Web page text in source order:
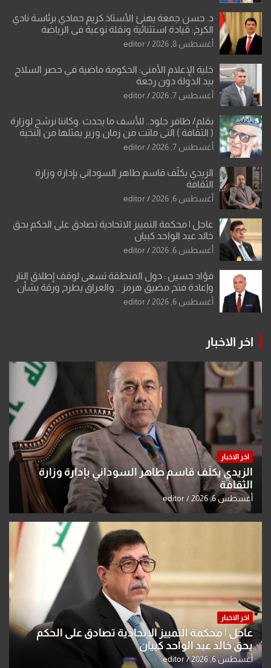
د. حسن جمعة يهنئ الأستاذ كريم حمادي برئاسة نادي
الكرخ: قيادة استثنائية ونقلة نوعية في الرياضة
العراقية
أغسطس 8, 2026 editor
خلية الإعلام الأمني: الحكومة ماضية في حصر السلاح
بيد الدولة دون رجعة
أغسطس 7, 2026 editor
بقلم/ ظافر جلود.. للأسف ما يحدث .وكاننا نرشح لوزارة
( الثقافة ) التي ماتت من زمان وزير يمثلها من النخبة
والإرث العظيم للثقافة العراقية..
أغسطس 7, 2026 editor
الزيدي يكلّف قاسم طاهر السوداني بإدارة وزارة
الثقافة
أغسطس 6, 2026 editor
عاجل | محكمة التمييز الاتحادية تصادق على الحكم بحق
خالد عبد الواحد كبيان
أغسطس 6, 2026 editor
فؤاد حسين : دول المنطقة تسعى لوقف إطلاق النار
وإعادة فتح مضيق هرمز .. والعراق يطرح ورقة بشأن
تحولات القدس
أغسطس 6, 2026 editor
اخر الاخبار
اخر الاخبار
الزيدي يكلّف قاسم طاهر السوداني بإدارة وزارة
الثقافة
أغسطس 6, 2026 editor
اخر الاخبار
عاجل | محكمة التمييز الاتحادية تصادق على الحكم
بحق خالد عبد الواحد كبيان
أغسطس 6, 2026 editor